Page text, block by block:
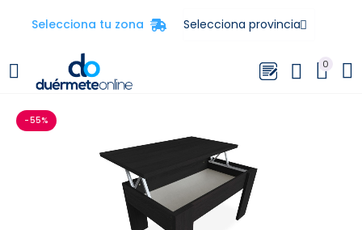
Selecciona tu zona
0
-55%